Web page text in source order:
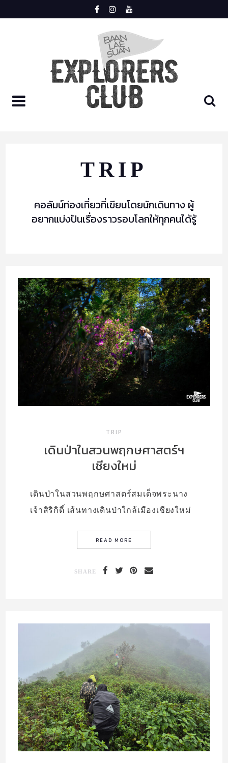
TRIP
CLUB’S CHOICE
SOLO EXHIBITION
ABOUT US
TRIP
คอลัมน์ท่องเที่ยวที่เขียนโดยนักเดินทาง ผู้
อยากแบ่งปันเรื่องราวรอบโลกให้ทุกคนได้รู้
TRIP
เดินป่าในสวนพฤกษศาสตร์ฯ
เชียงใหม่
เดินป่าในสวนพฤกษศาสตร์สมเด็จพระนาง
เจ้าสิริกิติ์ เส้นทางเดินป่าใกล้เมืองเชียงใหม่
SHARE